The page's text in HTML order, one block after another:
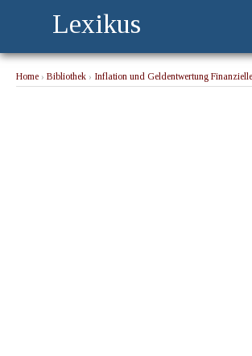
Lexikus
Home › Bibliothek › Inflation und Geldentwertung